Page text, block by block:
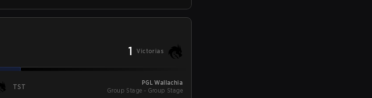
1 Victorias
TST
PGL Wallachia
Group Stage - Group Stage